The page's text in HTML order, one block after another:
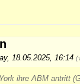
18.05.2025, 16:14
ihre ABM antritt